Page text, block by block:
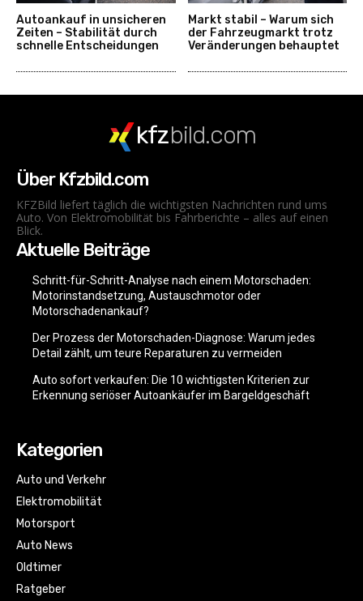
Autoankauf in unsicheren
Zeiten – Stabilität durch
schnelle Entscheidungen
Markt stabil – Warum sich
der Fahrzeugmarkt trotz
Veränderungen behauptet
kfzbild.com
Über Kfzbild.com
KFZBild liefert täglich die wichtigsten Nachrichten rund ums
Auto. Von Elektromobilität bis Fahrberichte – alles auf einen
Blick.
Aktuelle Beiträge
Schritt-für-Schritt-Analyse nach einem Motorschaden:
Motorinstandsetzung, Austauschmotor oder
Motorschadenankauf?
Der Prozess der Motorschaden-Diagnose: Warum jedes
Detail zählt, um teure Reparaturen zu vermeiden
Auto sofort verkaufen: Die 10 wichtigsten Kriterien zur
Erkennung seriöser Autoankäufer im Bargeldgeschäft
Kategorien
Auto und Verkehr
Elektromobilität
Motorsport
Auto News
Oldtimer
Ratgeber